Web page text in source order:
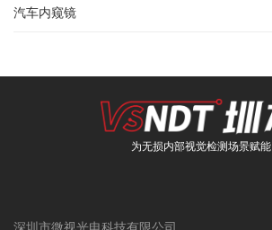
汽车内窥镜
为无损内部视觉检测场景赋能